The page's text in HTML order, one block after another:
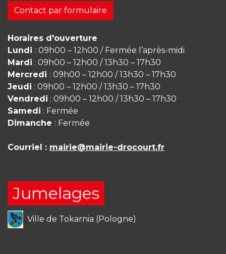
Contact par formulaire
Horaires d'ouverture
Lundi : 09h00 – 12h00 / Fermée l’après-midi
Mardi : 09h00 – 12h00 / 13h30 – 17h30
Mercredi : 09h00 – 12h00 / 13h30 – 17h30
Jeudi : 09h00 – 12h00 / 13h30 – 17h30
Vendredi : 09h00 – 12h00 / 13h30 – 17h30
Samedi : Fermée
Dimanche : Fermée
Courriel : mairie@mairie-drocourt.fr
Jumelages
Ville de Tokarnia (Pologne)